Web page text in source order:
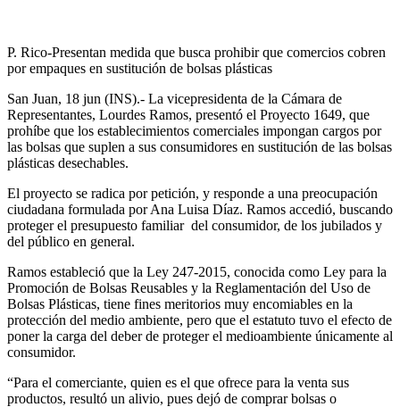
P. Rico-Presentan medida que busca prohibir que comercios cobren
por empaques en sustitución de bolsas plásticas
San Juan, 18 jun (INS).- La vicepresidenta de la Cámara de
Representantes, Lourdes Ramos, presentó el Proyecto 1649, que
prohíbe que los establecimientos comerciales impongan cargos por
las bolsas que suplen a sus consumidores en sustitución de las bolsas
plásticas desechables.
El proyecto se radica por petición, y responde a una preocupación
ciudadana formulada por Ana Luisa Díaz. Ramos accedió, buscando
proteger el presupuesto familiar del consumidor, de los jubilados y
del público en general.
Ramos estableció que la Ley 247-2015, conocida como Ley para la
Promoción de Bolsas Reusables y la Reglamentación del Uso de
Bolsas Plásticas, tiene fines meritorios muy encomiables en la
protección del medio ambiente, pero que el estatuto tuvo el efecto de
poner la carga del deber de proteger el medioambiente únicamente al
consumidor.
“Para el comerciante, quien es el que ofrece para la venta sus
productos, resultó un alivio, pues dejó de comprar bolsas o